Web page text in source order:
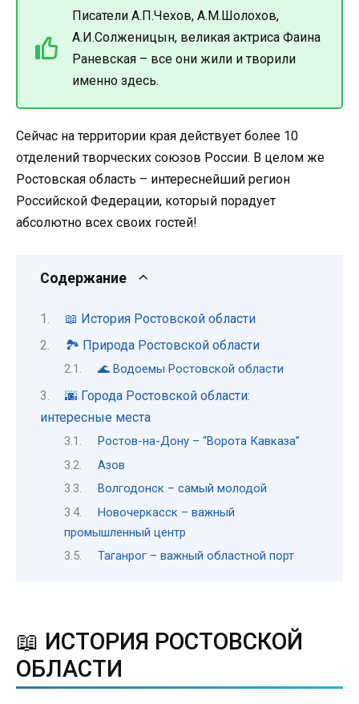
Писатели А.П.Чехов, А.М.Шолохов,
А.И.Солженицын, великая актриса Фаина
Раневская – все они жили и творили
именно здесь.
Сейчас на территории края действует более 10
отделений творческих союзов России. В целом же
Ростовская область – интереснейший регион
Российской Федерации, который порадует
абсолютно всех своих гостей!
Содержание
📖 История Ростовской области
🏞 Природа Ростовской области
🌊 Водоемы Ростовской области
🌆 Города Ростовской области:
интересные места
Ростов-на-Дону – “Ворота Кавказа”
Азов
Волгодонск – самый молодой
Новочеркасск – важный
промышленный центр
Таганрог – важный областной порт
📖 ИСТОРИЯ РОСТОВСКОЙ
ОБЛАСТИ